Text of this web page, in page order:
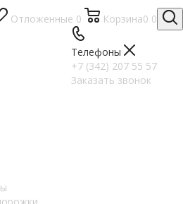
Отложенные 0 Корзина0 0
Телефоны
+7 (342) 207 55 57
Заказать звонок